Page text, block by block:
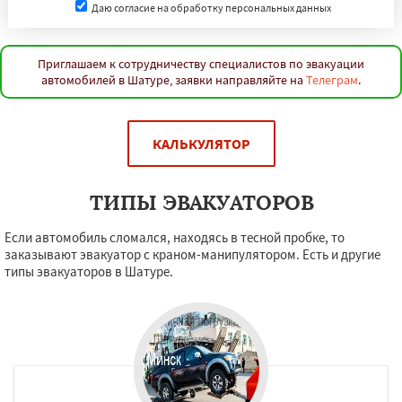
Даю согласие на обработку персональных данных
Приглашаем к сотрудничеству специалистов по эвакуации
автомобилей в Шатуре, заявки направляйте на Телеграм.
КАЛЬКУЛЯТОР
ТИПЫ ЭВАКУАТОРОВ
Если автомобиль сломался, находясь в тесной пробке, то
заказывают эвакуатор с краном-манипулятором. Есть и другие
типы эвакуаторов в Шатуре.